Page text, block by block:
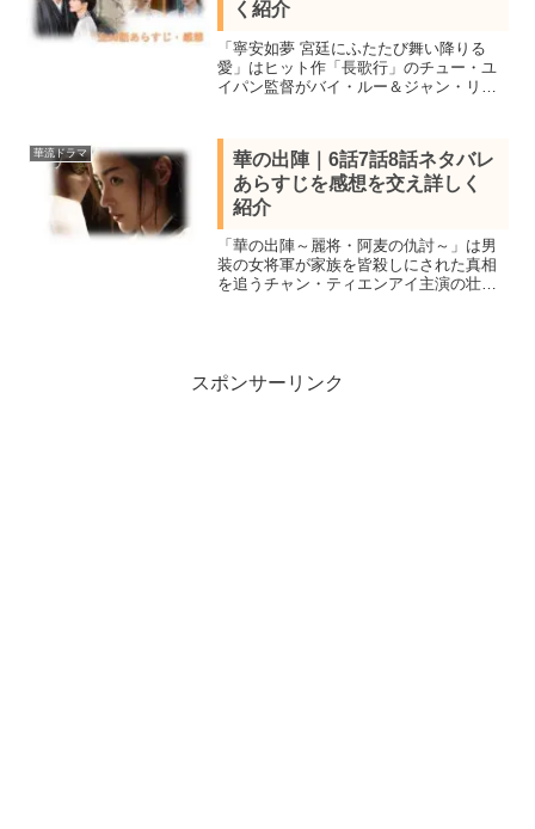
く紹介
「寧安如夢 宮廷にふたたび舞い降りる
愛」はヒット作「長歌行」のチュー・ユ
イパン監督がバイ・ルー＆ジャン・リン
しネタバレあらすじを感想を交え詳しく
紹介します。
華流ドラマ
華の出陣｜6話7話8話ネタバレ
あらすじを感想を交え詳しく
紹介
「華の出陣～麗将・阿麦の仇討～」は男
装の女将軍が家族を皆殺しにされた真相
を追うチャン・ティエンアイ主演の壮烈
スポンサーリンク